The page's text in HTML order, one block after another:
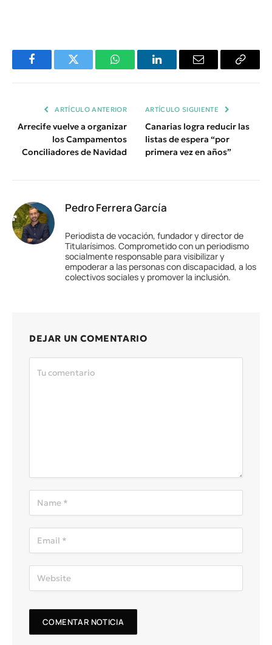
FacebookTwitter WhatsAppLinkedInEmail
Copiar
ARTÍCULO ANTERIOR
Arrecife vuelve a organizar
los Campamentos
Conciliadores de Navidad
ARTÍCULO SIGUIENTE
Canarias logra reducir las
listas de espera “por
primera vez en años”
Pedro Ferrera García
Periodista de vocación, fundador y director de
Titularísimos. Comprometido con un periodismo
socialmente responsable para visibilizar y
empoderar a las personas con discapacidad, a los
colectivos sociales y promover la inclusión.
DEJAR UN COMENTARIO